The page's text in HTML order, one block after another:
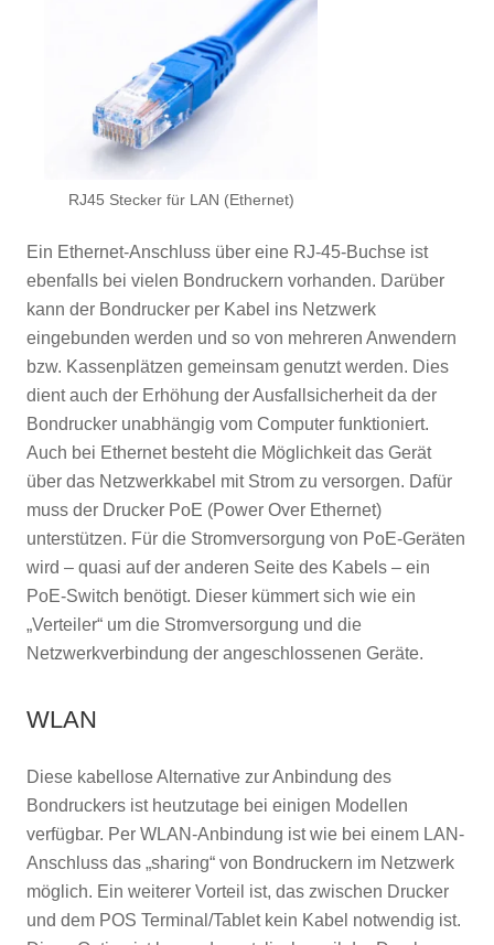
RJ45 Stecker für LAN (Ethernet)
Ein Ethernet-Anschluss über eine RJ-45-Buchse ist
ebenfalls bei vielen Bondruckern vorhanden. Darüber
kann der Bondrucker per Kabel ins Netzwerk
eingebunden werden und so von mehreren Anwendern
bzw. Kassenplätzen gemeinsam genutzt werden. Dies
dient auch der Erhöhung der Ausfallsicherheit da der
Bondrucker unabhängig vom Computer funktioniert.
Auch bei Ethernet besteht die Möglichkeit das Gerät
über das Netzwerkkabel mit Strom zu versorgen. Dafür
muss der Drucker PoE (Power Over Ethernet)
unterstützen. Für die Stromversorgung von PoE-Geräten
wird – quasi auf der anderen Seite des Kabels – ein
PoE-Switch benötigt. Dieser kümmert sich wie ein
„Verteiler“ um die Stromversorgung und die
Netzwerkverbindung der angeschlossenen Geräte.
WLAN
Diese kabellose Alternative zur Anbindung des
Bondruckers ist heutzutage bei einigen Modellen
verfügbar. Per WLAN-Anbindung ist wie bei einem LAN-
Anschluss das „sharing“ von Bondruckern im Netzwerk
möglich. Ein weiterer Vorteil ist, das zwischen Drucker
und dem POS Terminal/Tablet kein Kabel notwendig ist.